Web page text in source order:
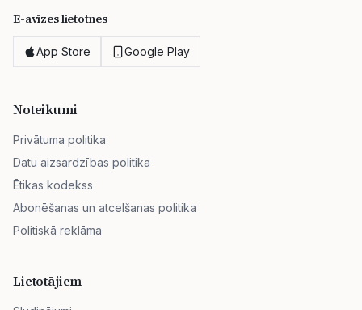
E-avīzes lietotnes
App Store Google Play
Noteikumi
Privātuma politika
Datu aizsardzības politika
Ētikas kodekss
Abonēšanas un atcelšanas politika
Politiskā reklāma
Lietotājiem